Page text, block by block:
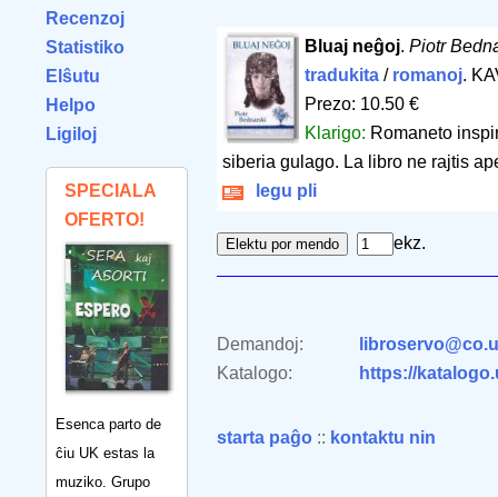
Recenzoj
Statistiko
Elŝutu
Helpo
Ligiloj
SPECIALA
OFERTO!
Esenca parto de
ĉiu UK estas la
muziko. Grupo
Bluaj neĝoj.Piotr
tradukita / romanoj.
Prezo: 10.50 €
Klarigo: Romaneto
siberia gulago. La libro ne rajtis
legu pli
ekz.
Demandoj:
Katalogo:
https://
starta paĝo :: kontaktu nin